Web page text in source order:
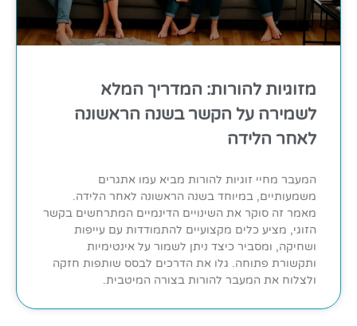
מזוגיות להורות: המדריך המלא
לשמירה על הקשר בשנה הראשונה
לאחר הלידה
המעבר מחיי זוגיות להורות מביא עמו אתגרים
משמעותיים, במיוחד בשנה הראשונה לאחר הלידה.
מאמר זה סוקר את השינויים הדינמיים המתרחשים בקשר
הזוגי, מציע כלים מקצועיים להתמודדות עם עייפות
ושחיקה, ומסביר כיצד ניתן לשמור על אינטימיות
ותקשורת פתוחה. גלו את הדרכים לבסס שותפות חזקה
ולצלוח את המעבר להורות בצורה המיטבית.